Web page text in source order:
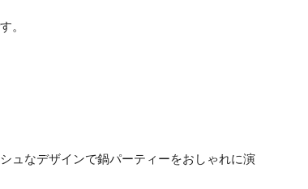
。
ュなデザインで鍋パーティーをおしゃれに演